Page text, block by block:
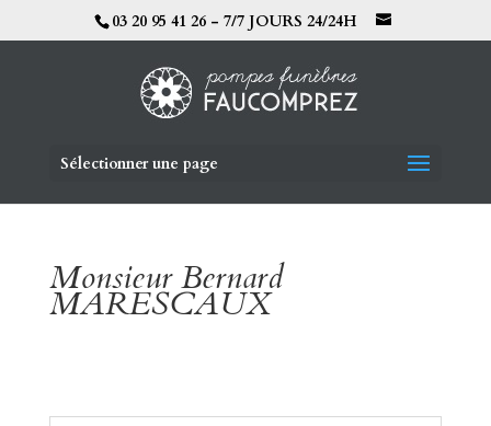
03 20 95 41 26 - 7/7 JOURS 24/24H
Sélectionner une page
Monsieur Bernard
MARESCAUX